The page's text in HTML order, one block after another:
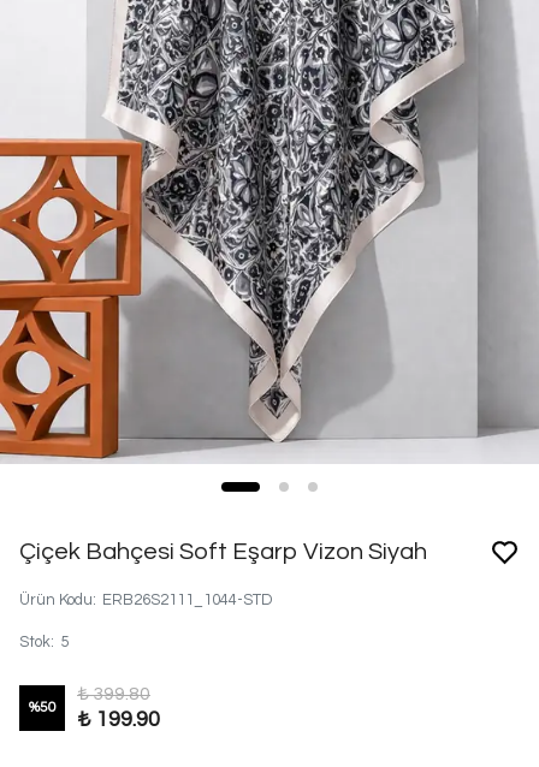
Çiçek Bahçesi Soft Eşarp Vizon Siyah
Ürün Kodu: ERB26S2111_1044-STD
Stok: 5
%50
₺ 399.80
₺ 199.90